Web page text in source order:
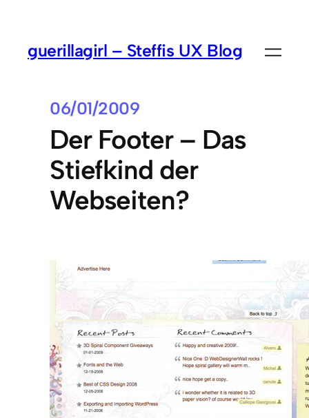
guerillagirl – Steffis UX Blog
06/01/2009
Der Footer – Das
Stiefkind der
Webseiten?